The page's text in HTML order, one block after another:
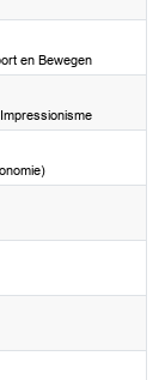
en Bewegen